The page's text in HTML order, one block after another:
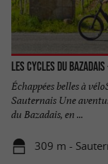
Les Cycles du
Échappées belles à
Sauternais Une
du Bazadais, en ...
309 m -